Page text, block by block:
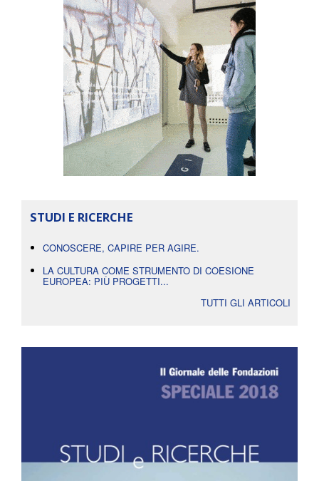
STUDI E RICERCHE
CONOSCERE, CAPIRE PER AGIRE.
LA CULTURA COME STRUMENTO DI COESIONE
EUROPEA: PIÙ PROGETTI...
TUTTI GLI ARTICOLI